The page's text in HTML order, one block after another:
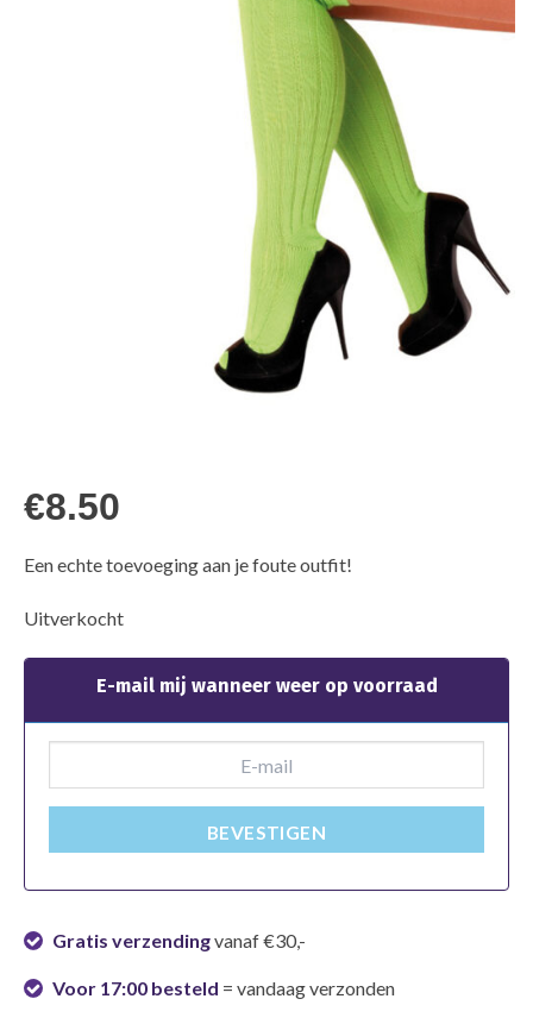
€8.50
Een echte toevoeging aan je foute outfit!
Uitverkocht
E-mail mij wanneer weer op voorraad
BEVESTIGEN
Gratis verzendingvanaf €30,-
Voor 17:00 besteld = vandaag verzonden